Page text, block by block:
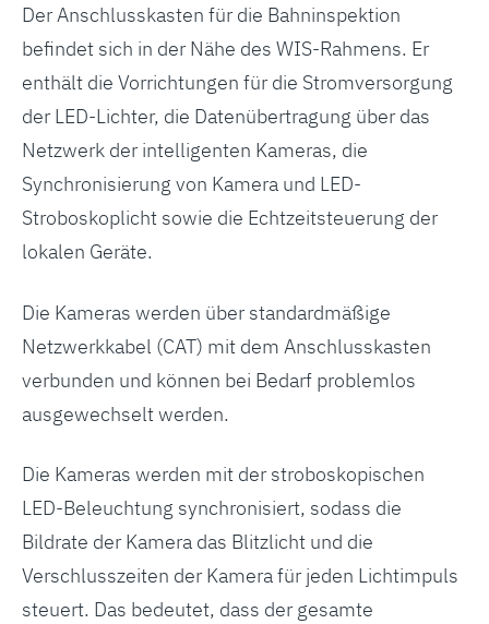
Der Anschlusskasten für die Bahninspektion
befindet sich in der Nähe des WIS-Rahmens. Er
enthält die Vorrichtungen für die Stromversorgung
der LED-Lichter, die Datenübertragung über das
Netzwerk der intelligenten Kameras, die
Synchronisierung von Kamera und LED-
Stroboskoplicht sowie die Echtzeitsteuerung der
lokalen Geräte.
Die Kameras werden über standardmäßige
Netzwerkkabel (CAT) mit dem Anschlusskasten
verbunden und können bei Bedarf problemlos
ausgewechselt werden.
Die Kameras werden mit der stroboskopischen
LED-Beleuchtung synchronisiert, sodass die
Bildrate der Kamera das Blitzlicht und die
Verschlusszeiten der Kamera für jeden Lichtimpuls
steuert. Das bedeutet, dass der gesamte